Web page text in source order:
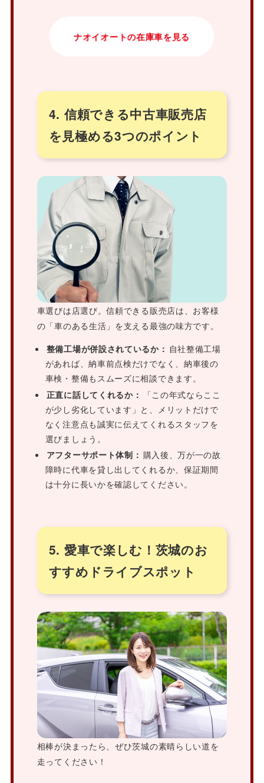
ナオイオートの在庫車を見る
4. 信頼できる中古車販売店
を見極める3つのポイント
車選びは店選び。信頼できる販売店は、お客様
の「車のある生活」を支える最強の味方です。
整備工場が併設されているか： 自社整備工場
があれば、納車前点検だけでなく、納車後の
車検・整備もスムーズに相談できます。
正直に話してくれるか：
「この年式ならここ
が少し劣化しています」と、メリットだけで
なく注意点も誠実に伝えてくれるスタッフを
選びましょう。
アフターサポート体制： 購入後、万が一の故
障時に代車を貸し出してくれるか、保証期間
は十分に長いかを確認してください。
5. 愛車で楽しむ！茨城のお
すすめドライブスポット
相棒が決まったら、ぜひ茨城の素晴らしい道を
走ってください！